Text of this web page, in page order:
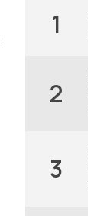
1
2
3